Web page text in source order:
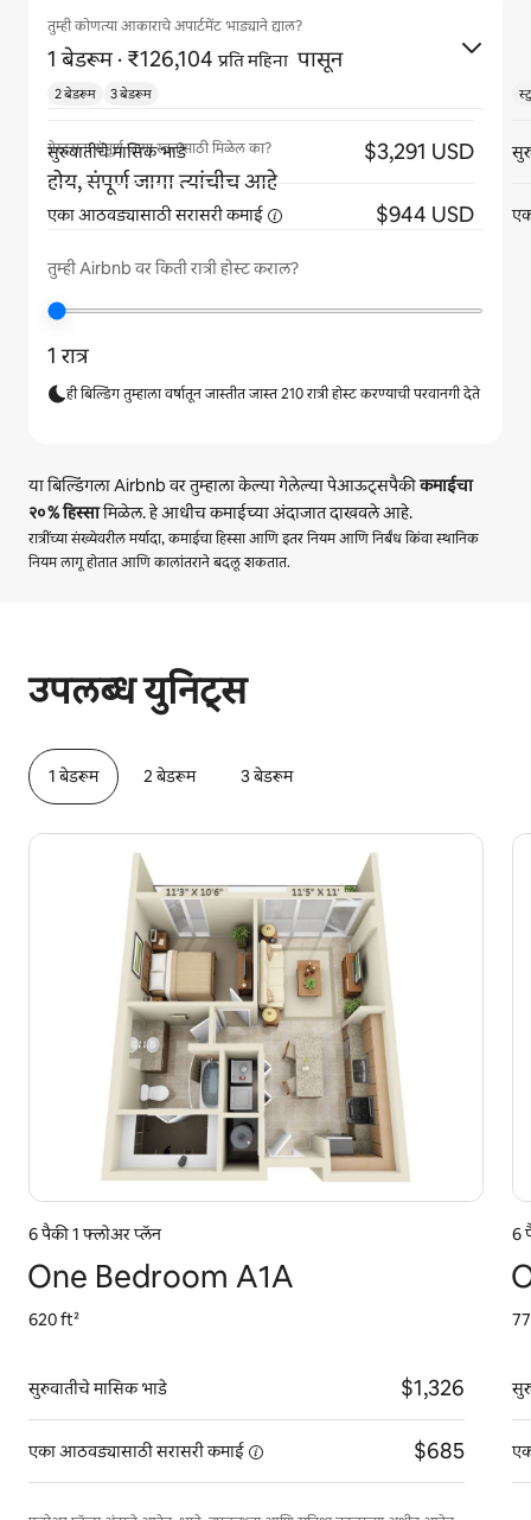
तुम्ही कोणत्या आकाराचे अपार्टमेंट भाड्याने द्याल?
1 बेडरूम · ₹126,104प्रति महिनापासून
गेस्ट्सना संपूर्ण जागा स्वतःसाठी मिळेल का?
होय, संपूर्ण जागा त्यांचीच आहे
तुम्ही Airbnb वर किती रात्री होस्ट कराल?
1 रात्र
ही बिल्डिंग तुम्हाला वर्षातून जास्तीत जास्त 210 रात्री होस्ट करण्याची परवानगी देते
या बिल्डिंगला Airbnb वर तुम्हाला केल्या गेलेल्या पेआऊट्सपैकीकमाईचा
२०%हिस्सामिळेल. हे आधीच कमाईच्या अंदाजात दाखवले आहे.
रात्रींच्या संख्येवरील मर्यादा, कमाईचा हिस्सा आणि इतर नियम आणि निर्बंध किंवा स्थानिक
नियम लागू होतात आणि कालांतराने बदलू शकतात.
उपलब्ध युनिट्स
1 बेडरूम 2 बेडरूम 3 बेडरूम
6 पैकी 1 फ्लोअर प्लॅन
One Bedroom A1A
620 ft²
सुरुवातीचे मासिक भाडे $1,326
एका आठवड्यासाठी सरासरीकमाई $685
6
2 बेडरूम 3 बेडरूम
सुरुवातीचे मासिक भाडे $3,291 USD
एका आठवड्यासाठी सरासरीकमाई $944 USD